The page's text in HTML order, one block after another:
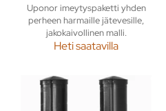
Uponor imeytyspaketti yhden
perheen harmaille jätevesille,
jakokaivollinen malli.
Heti saatavilla